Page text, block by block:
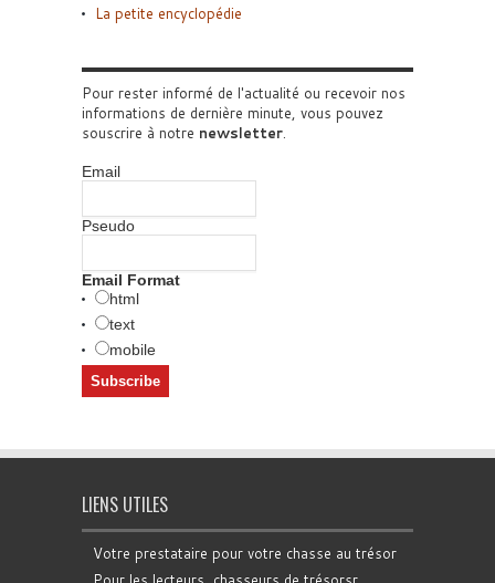
La petite encyclopédie
Pour rester informé de l'actualité ou recevoir nos
informations de dernière minute, vous pouvez
souscrire à notre newsletter.
Email
Pseudo
Email Format
html
text
mobile
LIENS UTILES
Votre prestataire pour votre chasse au trésor